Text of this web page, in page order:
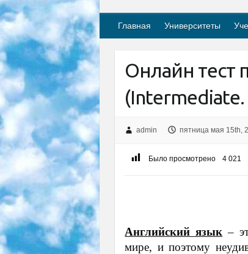
Главная Университеты
Онлайн тест
(Intermediate.
admin пятница мая 15th,
Было просмотрено 4 021
Английский язык –
мире, и поэтому